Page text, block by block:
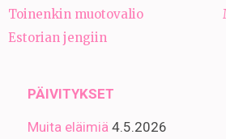
Artikkelien
selaus
Toinenkin muotovalio
Estorian jengiin
PÄIVITYKSET
Muita eläimiä 4.5.2026